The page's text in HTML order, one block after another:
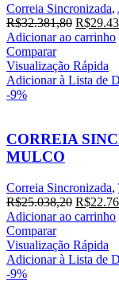
Correia Sincronizada,
R$32.381,80 R$
Adicionar ao carrinho
Comparar
Visualização Rápida
Adicionar à Lista de
-9%
CORREIA
MULCO
Correia Sincronizada,
R$25.038,20 R$
Adicionar ao carrinho
Comparar
Visualização Rápida
Adicionar à Lista de
-9%